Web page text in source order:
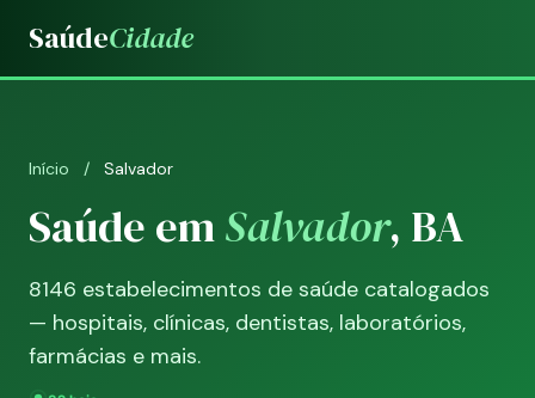
SaúdeCidade
Início / Salvador
Saúde emSalvador, BA
8146 estabelecimentos de saúde catalogados
— hospitais, clínicas, dentistas, laboratórios,
farmácias e mais.